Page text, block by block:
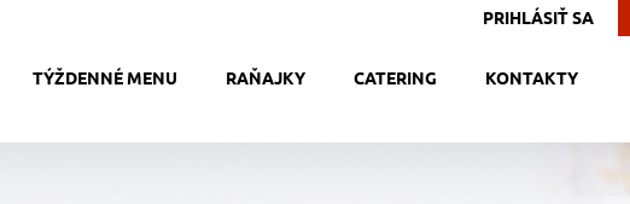
PRIHLÁSIŤ SA
TÝŽDENNÉ MENU
RAŇAJKY CATERING KONTAKTY